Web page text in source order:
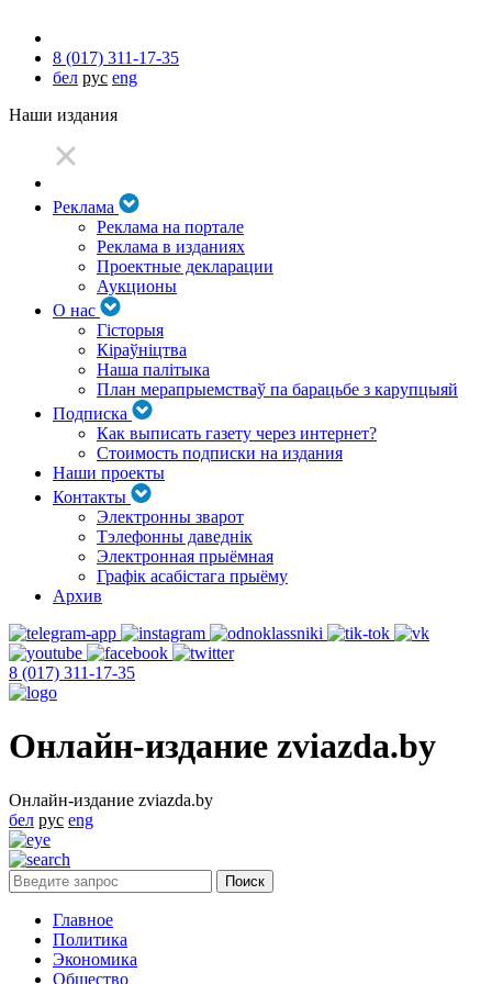
8 (017) 311-17-35
бел рус eng
Наши издания
Реклама
Реклама на портале
Реклама в изданиях
Проектные декларации
Аукционы
О нас
Гісторыя
Кіраўніцтва
Наша палітыка
План мерапрыемстваў па барацьбе з карупцыяй
Подписка
Как выписать газету через интернет?
Стоимость подписки на издания
Наши проекты
Контакты
Электронны зварот
Тэлефонны даведнік
Электронная прыёмная
Графік асабістага прыёму
Архив
8 (017) 311-17-35
Онлайн-издание zviazda.by
Онлайн-издание zviazda.by
бел рус eng
Главное
Политика
Экономика
Общество